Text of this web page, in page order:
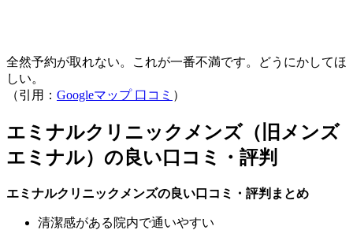
全然予約が取れない。これが一番不満です。どうにかしてほ
しい。
（引用： Googleマップ 口コミ ）
エミナルクリニックメンズ（旧メンズ
エミナル）の良い口コミ・評判
エミナルクリニックメンズの良い口コミ・評判まとめ
清潔感がある院内で通いやすい